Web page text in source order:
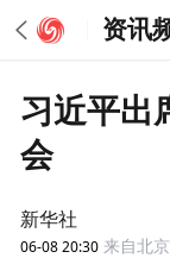
资讯
习近平出
会
新华社
06-08 20:30 来自北